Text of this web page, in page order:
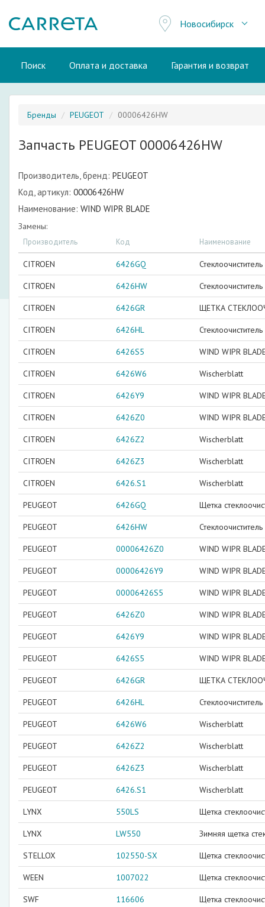
Новосибирск
Поиск Оплата и доставка Гарантия и возврат
Бренды PEUGEOT 00006426HW
Запчасть PEUGEOT 00006426HW
Производитель, бренд: PEUGEOT
Код, артикул: 00006426HW
Наименование: WIND WIPR BLADE
Замены:
Производитель Код Наименование
CITROEN 6426GQ Стеклоочиститель
CITROEN 6426HW Стеклоочиститель
CITROEN 6426GR ЩЕТКА
CITROEN 6426HL Стеклоочиститель
CITROEN 6426S5 WIND WIPR
CITROEN 6426W6 Wischerblatt
CITROEN 6426Y9 WIND WIPR
CITROEN 6426Z0 WIND WIPR
CITROEN 6426Z2 Wischerblatt
CITROEN 6426Z3 Wischerblatt
CITROEN 6426.S1 Wischerblatt
PEUGEOT 6426GQ Щетка
PEUGEOT 6426HW Стеклоочиститель
PEUGEOT 00006426Z0 WIND WIPR
PEUGEOT 00006426Y9 WIND WIPR
PEUGEOT 00006426S5 WIND WIPR
PEUGEOT 6426Z0 WIND WIPR
PEUGEOT 6426Y9 WIND WIPR
PEUGEOT 6426S5 WIND WIPR
PEUGEOT 6426GR ЩЕТКА
PEUGEOT 6426HL Стеклоочиститель
PEUGEOT 6426W6 Wischerblatt
PEUGEOT 6426Z2 Wischerblatt
PEUGEOT 6426Z3 Wischerblatt
PEUGEOT 6426.S1 Wischerblatt
LYNX 550LS Щетка
LYNX LW550 Зимняя щетка
STELLOX 102550-SX Щетка
WEEN 1007022 Щетка
SWF 116606 Щетка